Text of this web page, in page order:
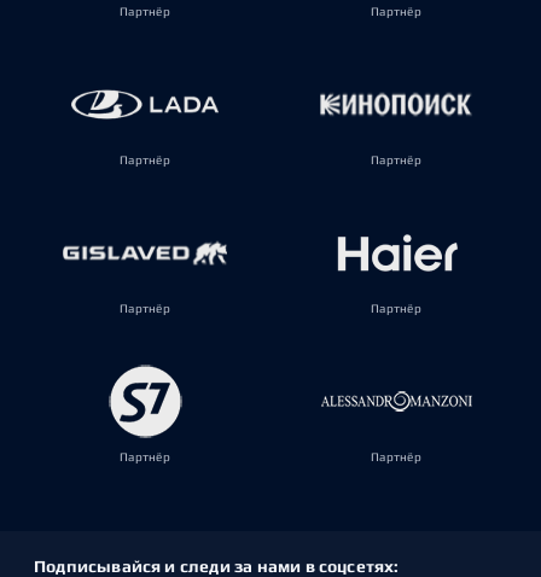
Партнёр Партнёр
Партнёр Партнёр
Партнёр Партнёр
Партнёр Партнёр
Подписывайся и следи за нами в соцсетях: